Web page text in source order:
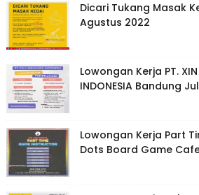
Dicari Tukang Masak
Agustus 2022
Lowongan Kerja PT. XIN
INDONESIA Bandung
Lowongan Kerja Part
Dots Board Game